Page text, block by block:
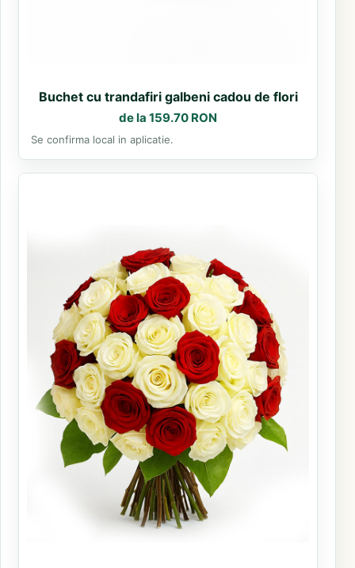
Buchet cu trandafiri galbeni cadou de flori
de la 159.70 RON
Se confirma local in aplicatie.